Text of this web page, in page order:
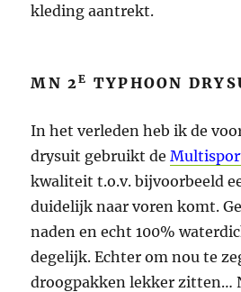
kleding aantrekt.
MN 2E TYPHOON
In het verleden heb ik de
drysuit gebruikt de
kwaliteit t.o.v. bijvoorbeeld
duidelijk naar voren komt.
naden en echt 100%
degelijk. Echter om nou te
droogpakken lekker zitten…